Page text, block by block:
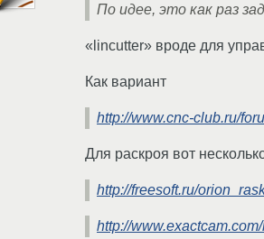
По идее, это как раз
«lincutter» вроде для
Как вариант
http://www.cnc-club.ru/
Для раскроя вот
http://freesoft.ru/
http://